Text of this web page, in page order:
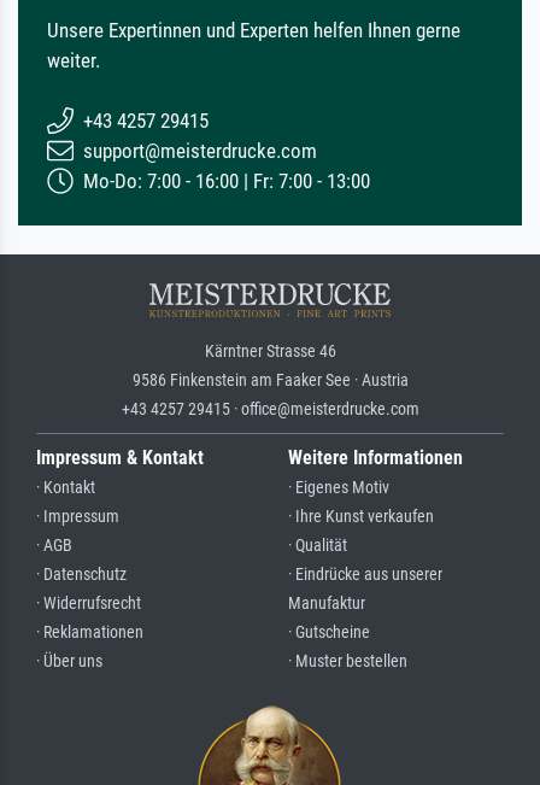
Unsere Expertinnen und Experten helfen Ihnen gerne
weiter.
+43 4257 29415
support@meisterdrucke.com
Mo-Do: 7:00 - 16:00 | Fr: 7:00 - 13:00
Kärntner Strasse 46
9586 Finkenstein am Faaker See · Austria
+43 4257 29415 · office@meisterdrucke.com
Impressum & Kontakt
· Kontakt
· Impressum
· AGB
· Datenschutz
· Widerrufsrecht
· Reklamationen
· Über uns
Weitere Informationen
· Eigenes Motiv
· Ihre Kunst verkaufen
· Qualität
· Eindrücke aus unserer
Manufaktur
· Gutscheine
· Muster bestellen